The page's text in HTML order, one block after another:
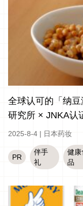
全球认可的「纳
研究所 × JNKA认
2025-8-4 | 日本药妆
PR
伴手
礼
健康
品